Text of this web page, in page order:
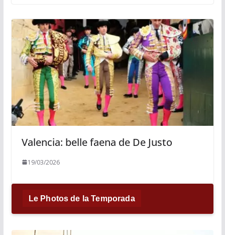
Valencia: belle faena de De Justo
19/03/2026
Le Photos de la Temporada